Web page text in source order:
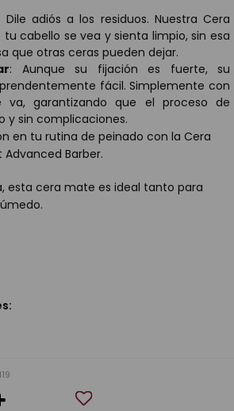
Dile adiós a los residuos. Nuestra Cera
cabello se vea y sienta limpio, sin esa
que otras ceras pueden dejar.
: Aunque su fijación es fuerte, su
fácil. Simplemente con
garantizando que el proceso de
y sin complicaciones.
en tu rutina de peinado con la Cera
Advanced Barber.
esta cera mate es ideal tanto para